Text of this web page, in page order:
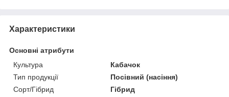
Характеристики
Основні атрибути
Культура
Кабачок
Тип продукції
Посівний (насіння)
Сорт/Гібрид
Гібрид